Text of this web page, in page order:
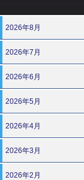
2026年8月
2026年7月
2026年6月
2026年5月
2026年4月
2026年3月
2026年2月